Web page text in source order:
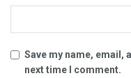
Save my name, email,
next time I comment.